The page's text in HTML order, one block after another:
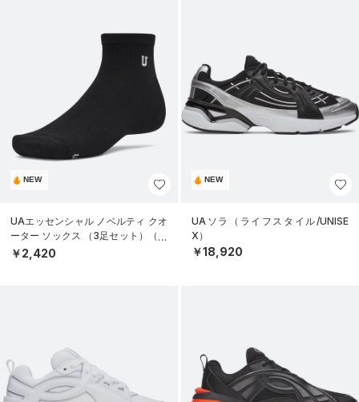
NEW
UAエッセンシャル ノベルティ クオ
ーター ソックス （3足セット）（ラ
イフスタイル/UNISEX）
￥2,420
NEW
UAソラ（ライフスタイル/UNISE
X）
￥18,920